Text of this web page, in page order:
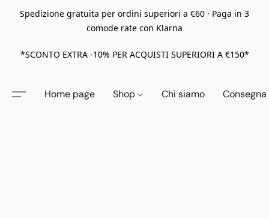
Spedizione gratuita per ordini superiori a €60 · Paga in 3
comode rate con Klarna
*SCONTO EXTRA -10% PER ACQUISTI SUPERIORI A €150*
Home page Shop Chi siamo Consegna